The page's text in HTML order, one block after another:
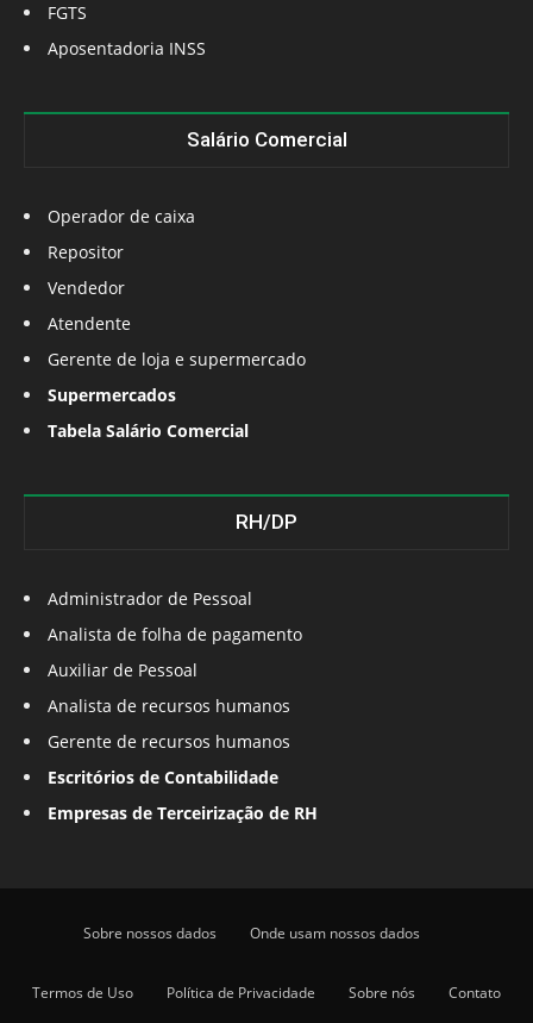
FGTS
Aposentadoria INSS
Salário Comercial
Operador de caixa
Repositor
Vendedor
Atendente
Gerente de loja e supermercado
Supermercados
Tabela Salário Comercial
RH/DP
Administrador de Pessoal
Analista de folha de pagamento
Auxiliar de Pessoal
Analista de recursos humanos
Gerente de recursos humanos
Escritórios de Contabilidade
Empresas de Terceirização de RH
Sobre nossos dados Onde usam nossos dados
Termos de Uso Política de Privacidade Sobre nós Contato